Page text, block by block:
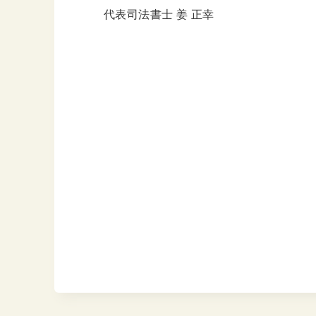
代表司法書士 姜 正幸